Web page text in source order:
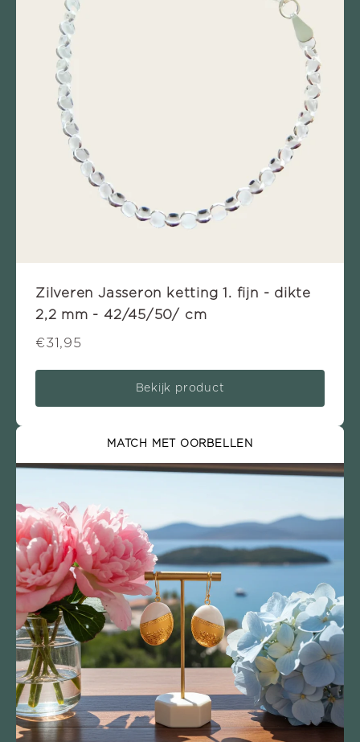
Zilveren Jasseron ketting 1. fijn - dikte
2,2 mm - 42/45/50/ cm
€31,95
Bekijk product
MATCH MET OORBELLEN